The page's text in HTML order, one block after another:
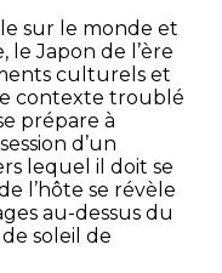
sur le monde et
le Japon de l’ère
culturels et
contexte troublé
prépare à
d’un
lequel il doit se
l’hôte se révèle
au-dessus du
soleil de